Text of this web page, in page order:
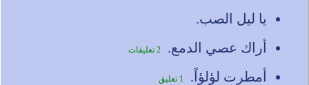
يا ليل الصب.
أراك عصي الدمع.
2 تعليقات
أمطرت لؤلؤاً. 1 تعليق